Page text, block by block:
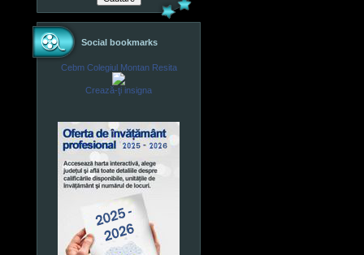
Social bookmarks
Cebm Colegiul Montan Resita
Crează-ţi insigna